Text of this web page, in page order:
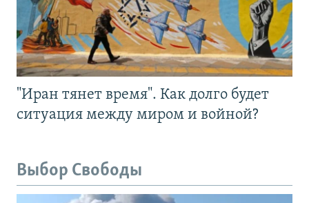
"Иран тянет время". Как долго будет
ситуация между миром и войной?
Выбор Свободы